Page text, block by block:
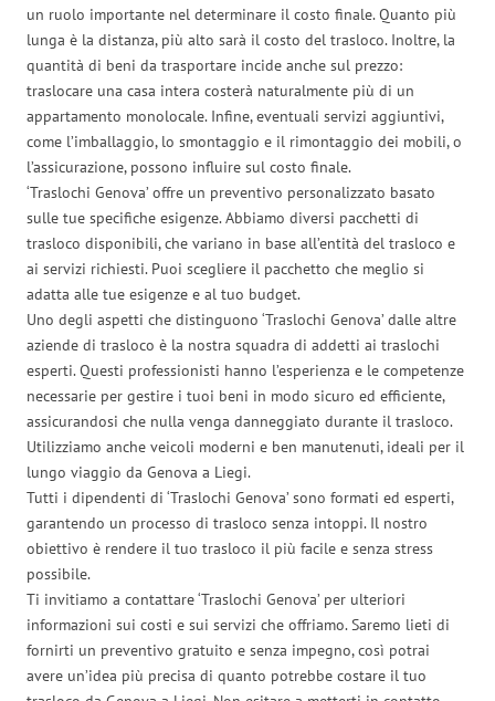
un ruolo importante nel determinare il costo finale. Quanto più
lunga è la distanza, più alto sarà il costo del trasloco. Inoltre, la
quantità di beni da trasportare incide anche sul prezzo:
traslocare una casa intera costerà naturalmente più di un
appartamento monolocale. Infine, eventuali servizi aggiuntivi,
come l’imballaggio, lo smontaggio e il rimontaggio dei mobili, o
l’assicurazione, possono influire sul costo finale.
‘Traslochi Genova’ offre un preventivo personalizzato basato
sulle tue specifiche esigenze. Abbiamo diversi pacchetti di
trasloco disponibili, che variano in base all’entità del trasloco e
ai servizi richiesti. Puoi scegliere il pacchetto che meglio si
adatta alle tue esigenze e al tuo budget.
Uno degli aspetti che distinguono ‘Traslochi Genova’ dalle altre
aziende di trasloco è la nostra squadra di addetti ai traslochi
esperti. Questi professionisti hanno l’esperienza e le competenze
necessarie per gestire i tuoi beni in modo sicuro ed efficiente,
assicurandosi che nulla venga danneggiato durante il trasloco.
Utilizziamo anche veicoli moderni e ben manutenuti, ideali per il
lungo viaggio da Genova a Liegi.
Tutti i dipendenti di ‘Traslochi Genova’ sono formati ed esperti,
garantendo un processo di trasloco senza intoppi. Il nostro
obiettivo è rendere il tuo trasloco il più facile e senza stress
possibile.
Ti invitiamo a contattare ‘Traslochi Genova’ per ulteriori
informazioni sui costi e sui servizi che offriamo. Saremo lieti di
fornirti un preventivo gratuito e senza impegno, così potrai
avere un’idea più precisa di quanto potrebbe costare il tuo